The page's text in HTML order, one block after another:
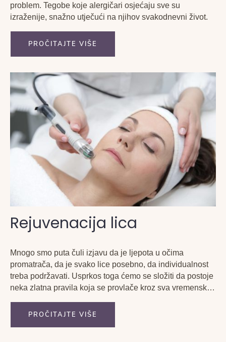
problem. Tegobe koje alergičari osjećaju sve su
izraženije, snažno utječući na njihov svakodnevni život.
PROČITAJTE VIŠE
Rejuvenacija lica
Mnogo smo puta čuli izjavu da je ljepota u očima
promatrača, da je svako lice posebno, da individualnost
treba podržavati. Usprkos toga ćemo se složiti da postoje
neka zlatna pravila koja se provlače kroz sva vremenska
mladost neće vječno trajati i...
PROČITAJTE VIŠE